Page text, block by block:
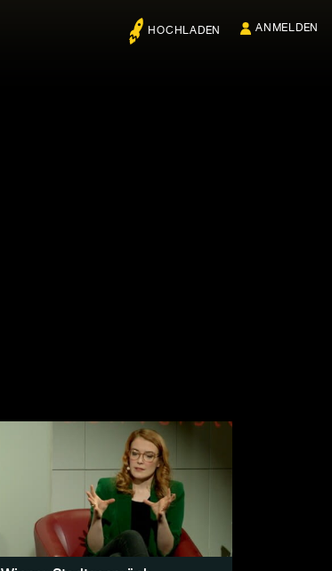
HOCHLADEN ANMELDEN